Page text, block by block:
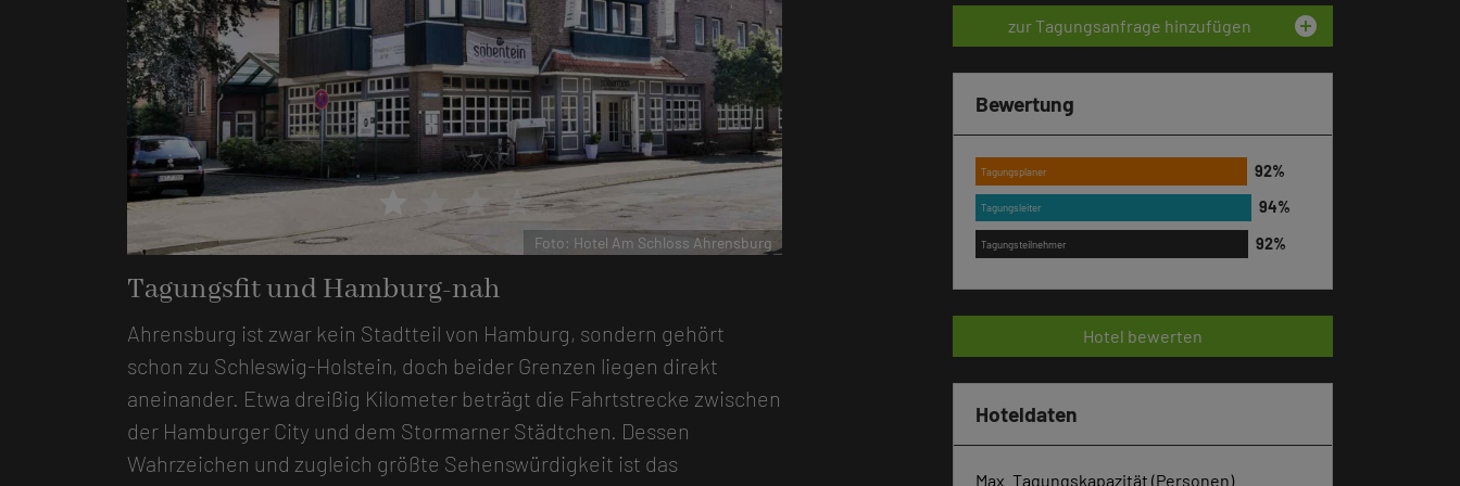
star starstarstar
Foto: Hotel Am Schloss Ahrensburg
Tagungsfit und Hamburg-nah
Ahrensburg ist zwar kein Stadtteil von Hamburg, sondern gehört
schon zu Schleswig-Holstein, doch beider Grenzen liegen direkt
aneinander. Etwa dreißig Kilometer beträgt die Fahrtstrecke zwischen
der Hamburger City und dem Stormarner Städtchen. Dessen
Wahrzeichen und zugleich größte Sehenswürdigkeit ist das
zur Tagungsanfrage hinzufügen add_circle
Bewertung
Tagungsplaner
Tagungsleiter
Tagungsteilnehmer
Hotel bewerten
Hoteldaten
Max. Tagungskapazität (Personen)